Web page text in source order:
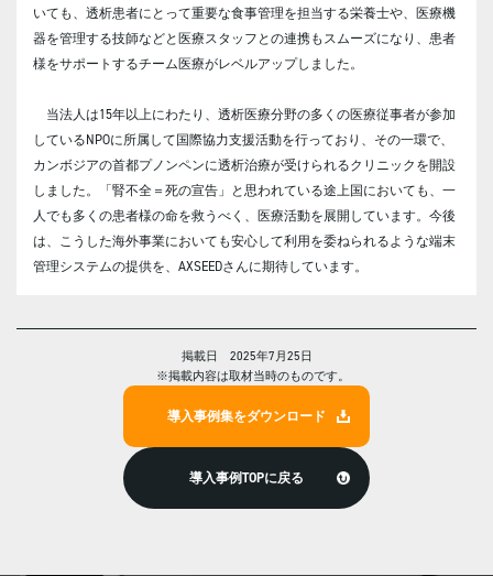
いても、透析患者にとって重要な食事管理を担当する栄養士や、医療機
器を管理する技師などと医療スタッフとの連携もスムーズになり、患者
様をサポートするチーム医療がレベルアップしました。
当法人は15年以上にわたり、透析医療分野の多くの医療従事者が参加
しているNPOに所属して国際協力支援活動を行っており、その一環で、
カンボジアの首都プノンペンに透析治療が受けられるクリニックを開設
しました。「腎不全＝死の宣告」と思われている途上国においても、一
人でも多くの患者様の命を救うべく、医療活動を展開しています。今後
は、こうした海外事業においても安心して利用を委ねられるような端末
管理システムの提供を、AXSEEDさんに期待しています。
掲載日 2025年7月25日
※掲載内容は取材当時のものです。
導入事例集をダウンロード
導入事例TOPに戻る